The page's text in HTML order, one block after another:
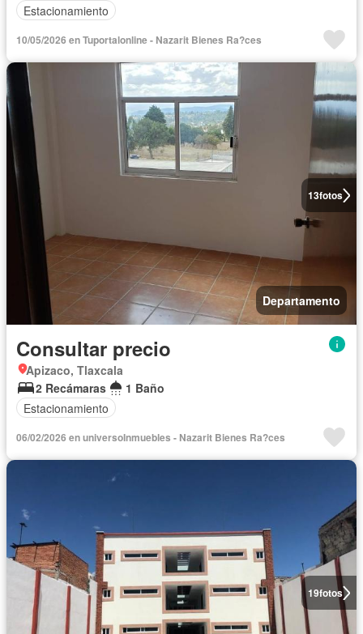
Estacionamiento
10/05/2026 en Tuportalonline - Nazarit Bienes Ra?ces
13fotos
Departamento
Consultar precio
Apizaco, Tlaxcala
2 Recámaras
1 Baño
Estacionamiento
06/02/2026 en universoInmuebles - Nazarit Bienes Ra?ces
19fotos